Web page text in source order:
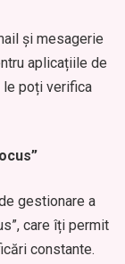
și mesagerie
aplicațiile de
poți verifica
gestionare a
care îți permit
constante.